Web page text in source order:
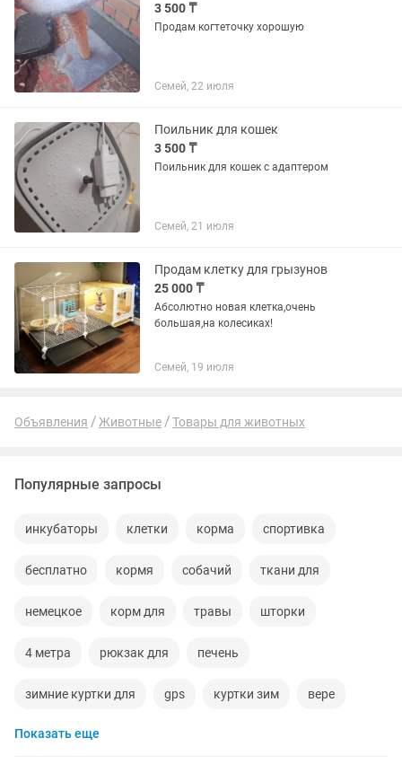
3 500 ₸
Продам когтеточку хорошую
Семей, 22 июля
Поильник для кошек
3 500 ₸
Поильник для кошек с адаптером
Семей, 21 июля
Продам клетку для грызунов
25 000 ₸
Абсолютно новая клетка,очень
большая,на колесиках!
Семей, 19 июля
Объявления Животные Товары для животных
Популярные запросы
инкубаторы клетки корма спортивка
бесплатно кормя собачий ткани для
немецкое корм для травы шторки
4 метра рюкзак для печень
зимние куртки для gps куртки зим вере
навои тело
Показать еще